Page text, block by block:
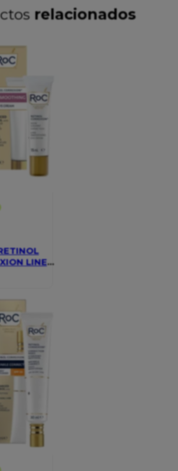
relacionados
LINE